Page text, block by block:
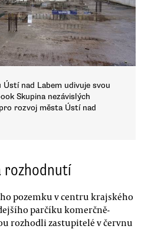
nad Labem udivuje svou
Skupina nezávislých
rozvoj města Ústí nad
rozhodnutí
pozemku v centru krajského
parčíku komerčně-
rozhodli zastupitelé v červnu